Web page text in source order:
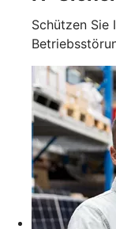
Schützen Sie